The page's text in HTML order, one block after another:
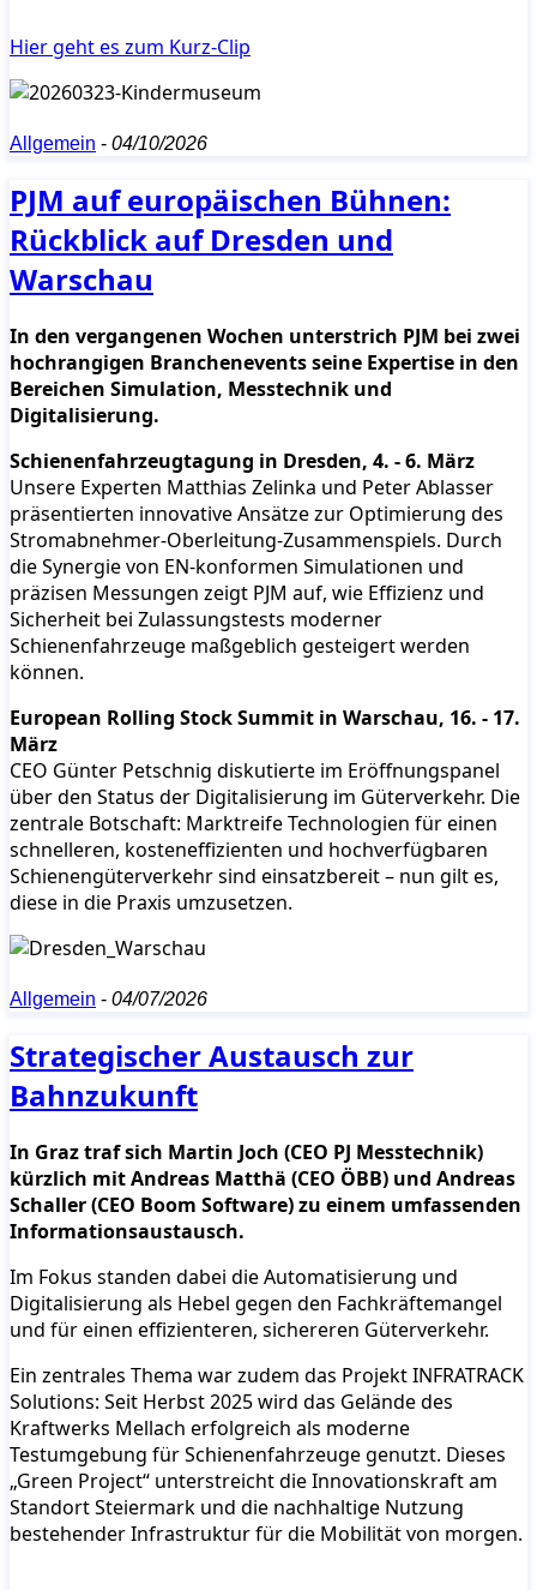
Hier geht es zum Kurz-Clip
Allgemein - 04/10/2026
PJM auf europäischen Bühnen:
Rückblick auf Dresden und
Warschau
In den vergangenen Wochen unterstrich PJM bei zwei
hochrangigen Branchenevents seine Expertise in den
Bereichen Simulation, Messtechnik und
Digitalisierung.
Schienenfahrzeugtagung in Dresden, 4. - 6. März
Unsere Experten Matthias Zelinka und Peter Ablasser
präsentierten innovative Ansätze zur Optimierung des
Stromabnehmer-Oberleitung-Zusammenspiels. Durch
die Synergie von EN-konformen Simulationen und
präzisen Messungen zeigt PJM auf, wie Effizienz und
Sicherheit bei Zulassungstests moderner
Schienenfahrzeuge maßgeblich gesteigert werden
können.
European Rolling Stock Summit in Warschau, 16. - 17.
März
CEO Günter Petschnig diskutierte im Eröffnungspanel
über den Status der Digitalisierung im Güterverkehr. Die
zentrale Botschaft: Marktreife Technologien für einen
schnelleren, kosteneffizienten und hochverfügbaren
Schienengüterverkehr sind einsatzbereit – nun gilt es,
diese in die Praxis umzusetzen.
Allgemein - 04/07/2026
Strategischer Austausch zur
Bahnzukunft
In Graz traf sich Martin Joch (CEO PJ Messtechnik)
kürzlich mit Andreas Matthä (CEO ÖBB) und Andreas
Schaller (CEO Boom Software) zu einem umfassenden
Informationsaustausch.
Im Fokus standen dabei die Automatisierung und
Digitalisierung als Hebel gegen den Fachkräftemangel
und für einen effizienteren, sichereren Güterverkehr.
Ein zentrales Thema war zudem das Projekt INFRATRACK
Solutions: Seit Herbst 2025 wird das Gelände des
Kraftwerks Mellach erfolgreich als moderne
Testumgebung für Schienenfahrzeuge genutzt. Dieses
„Green Project“ unterstreicht die Innovationskraft am
Standort Steiermark und die nachhaltige Nutzung
bestehender Infrastruktur für die Mobilität von morgen.